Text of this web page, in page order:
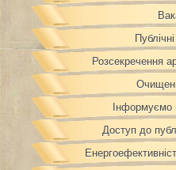
Розсекречення
Інформуємо
Доступ до